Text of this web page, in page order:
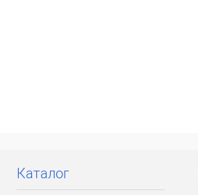
Каталог